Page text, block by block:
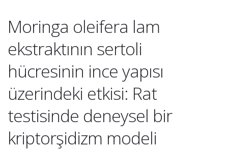
Moringa oleifera lam
ekstraktının sertoli
hücresinin ince yapısı
üzerindeki etkisi: Rat
testisinde deneysel bir
kriptorşidizm modeli